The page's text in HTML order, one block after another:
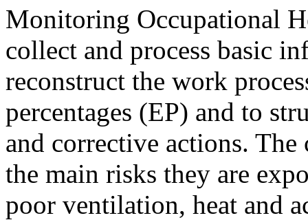
Monitoring Occupational
collect and process basic
reconstruct the work
percentages (EP) and to
and corrective actions.
the main risks they are
poor ventilation, heat and